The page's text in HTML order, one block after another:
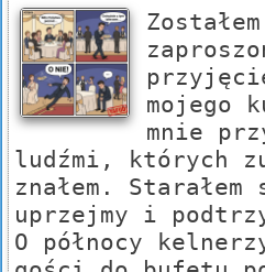
Zostałem
mojego
mnie
ludźmi, których
znałem.
uprzejmy i
O północy